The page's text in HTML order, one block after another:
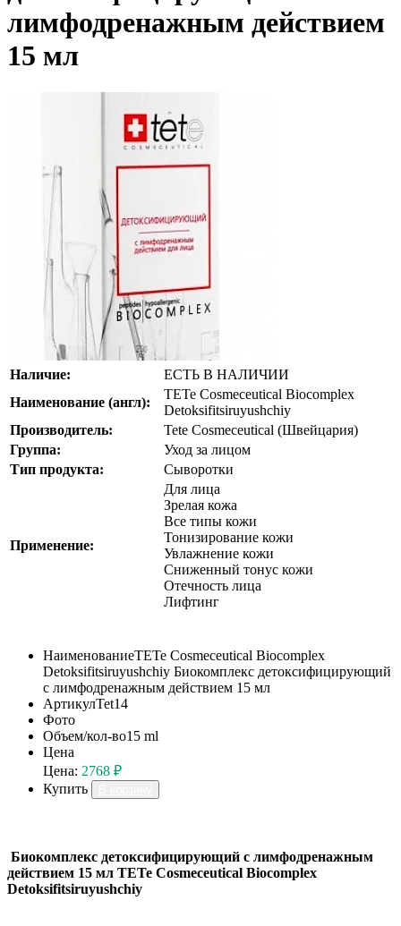
лимфодренажным действием
15 мл
Наличие:
ЕСТЬ В НАЛИЧИИ
Наименование (англ):
TETe Cosmeceutical Biocomplex
Detoksifitsiruyushchiy
Производитель:
Tete Cosmeceutical (Швейцария)
Группа:
Уход за лицом
Тип продукта:
Сыворотки
Применение:
Для лица
Зрелая кожа
Все типы кожи
Тонизирование кожи
Увлажнение кожи
Сниженный тонус кожи
Отечность лица
Лифтинг
НаименованиеTETe Cosmeceutical Biocomplex
Detoksifitsiruyushchiy Биокомплекс детоксифицирующий
с лимфодренажным действием 15 мл
АртикулTet14
Фото
Объем/кол-во15 ml
Цена
Цена: 2768 ₽
Купить
Биокомплекс детоксифицирующий с лимфодренажным
действием 15 мл TETe Cosmeceutical Biocomplex
Detoksifitsiruyushchiy